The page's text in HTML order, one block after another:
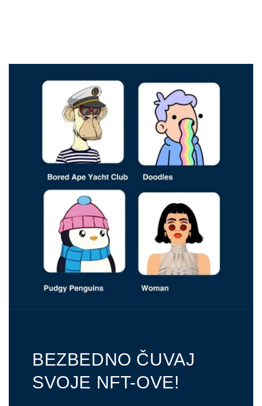
BEZBEDNO ČUVAJ
SVOJE NFT-OVE!